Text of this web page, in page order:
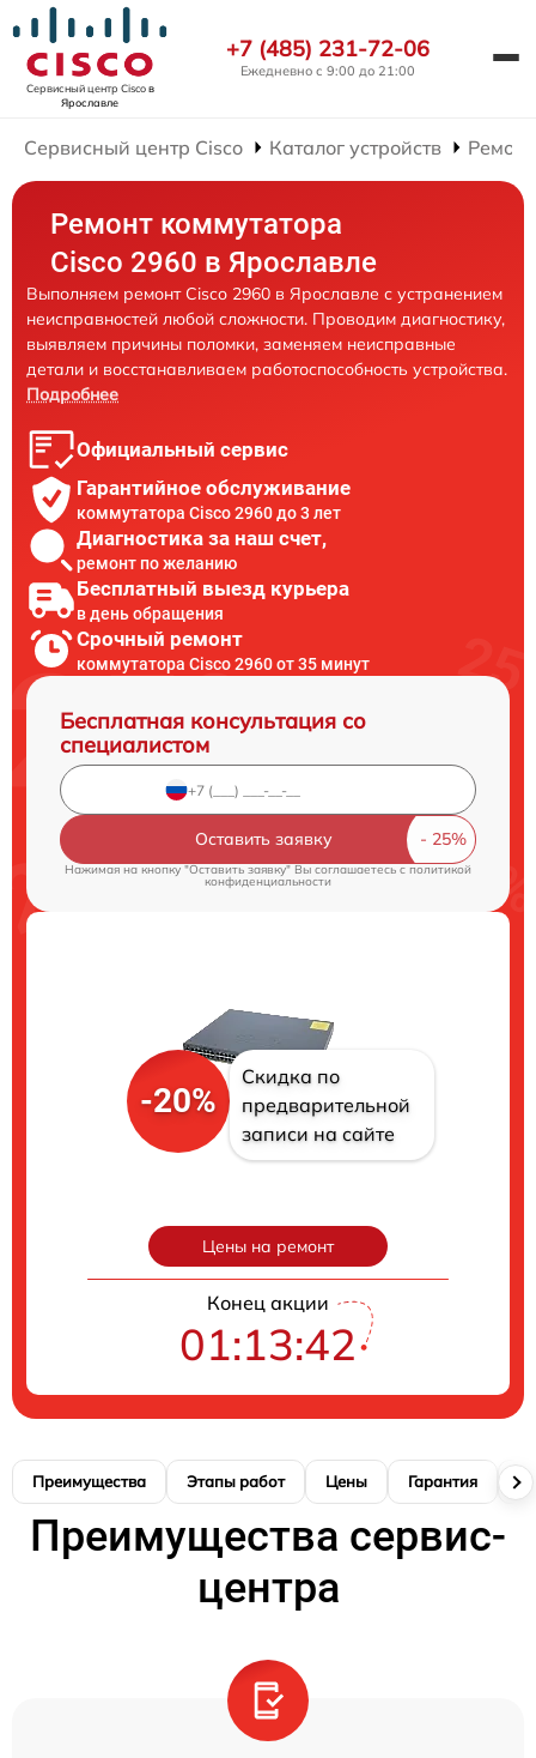
Сервисный центр Ciscoв
Ярославле
+7 (485) 231-72-06
Ежедневно с 9:00 до 21:00
Сервисный центр Cisco Каталог устройств
Ремонт коммутатора
Cisco 2960 в Ярославле
Выполняем ремонт Cisco 2960 в Ярославле с устранением
неисправностей любой сложности. Проводим диагностику,
выявляем причины поломки, заменяем неисправные
детали и восстанавливаем работоспособность устройства.
Подробнее
Официальный сервис
Гарантийное обслуживание
коммутатора Cisco 2960 до 3 лет
Диагностика за наш счет,
ремонт по желанию
Бесплатный выезд курьера
в день обращения
Срочный ремонт
коммутатора Cisco 2960 от 35 минут
Бесплатная консультация со
специалистом
Оставить заявку
Нажимая на кнопку "Оставить заявку" Вы соглашаетесь cполитикой
конфиденциальности
-20%
Скидка по
предварительной
записи на сайте
Цены на ремонт
Конец акции
01:13:42
Преимущества Этапы работ Цены Гарантия
Преимущества сервис-
центра